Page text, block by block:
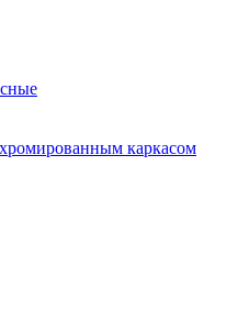
каркасом